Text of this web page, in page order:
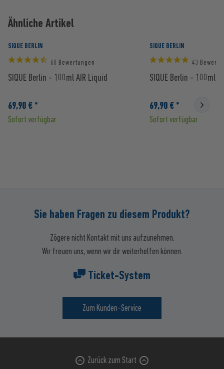
Ähnliche Artikel
SIQUE BERLIN
60 Bewertungen
SIQUE Berlin - 100ml AIR Liquid
69,90 € *
Sofort verfügbar
SIQUE BERLIN
43
SIQUE Berlin - 100ml
69,90 € *
Sofort verfügbar
Sie haben Fragen zu diesem Produkt?
Zögere nicht Kontakt mit uns aufzunehmen.
Wir freuen uns, wenn wir dir weiterhelfen können.
Ticket-System
Zum Kunden-Service
Zurück zum Start